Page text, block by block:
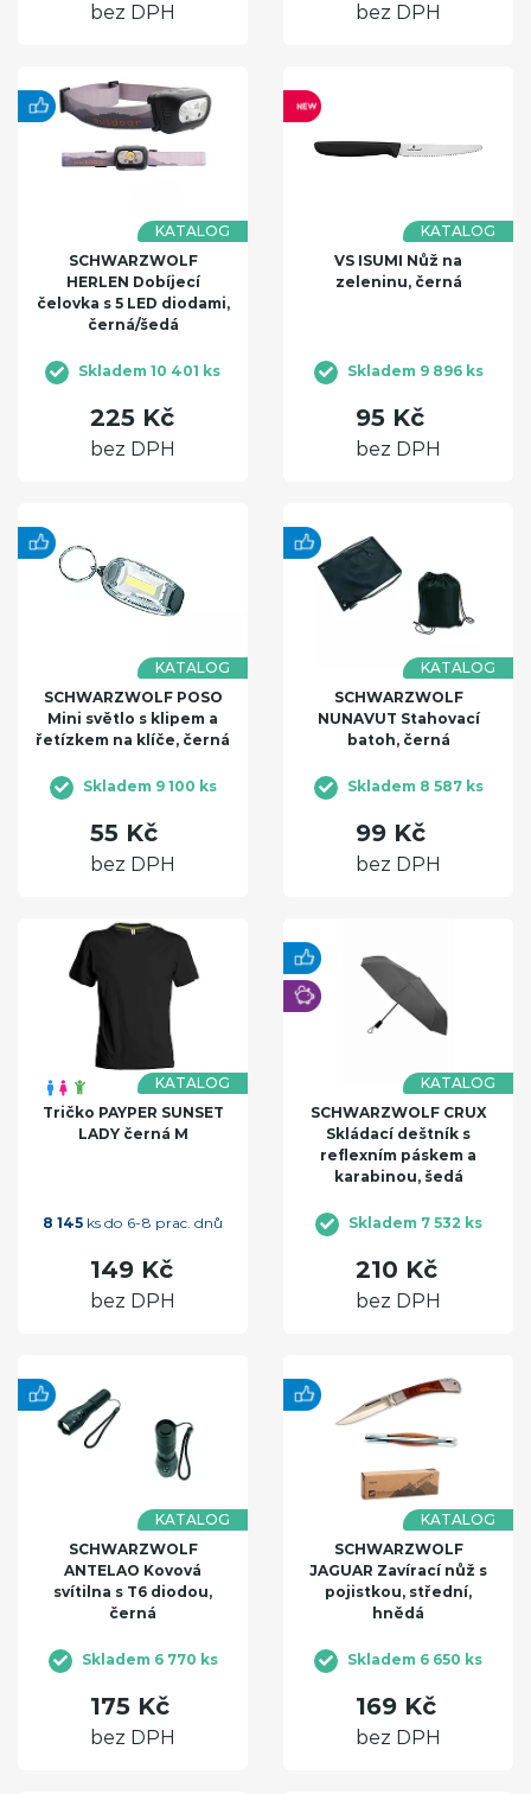
bez DPH bez DPH
KATALOG
SCHWARZWOLF
HERLEN Dobíjecí
čelovka s 5 LED diodami,
černá/šedá
Skladem 10 401 ks
225 Kč
bez DPH
KATALOG
VS ISUMI Nůž na
zeleninu, černá
Skladem 9 896 ks
95 Kč
bez DPH
KATALOG
SCHWARZWOLF POSO
Mini světlo s klipem a
řetízkem na klíče, černá
Skladem 9 100 ks
55 Kč
bez DPH
KATALOG
SCHWARZWOLF
NUNAVUT Stahovací
batoh, černá
Skladem 8 587 ks
99 Kč
bez DPH
KATALOG
Tričko PAYPER SUNSET
LADY černá M
8 145 ks do 6-8 prac. dnů
149 Kč
bez DPH
KATALOG
SCHWARZWOLF CRUX
Skládací deštník s
reflexním páskem a
karabinou, šedá
Skladem 7 532 ks
210 Kč
bez DPH
KATALOG
SCHWARZWOLF
ANTELAO Kovová
svítilna s T6 diodou,
černá
Skladem 6 770 ks
175 Kč
bez DPH
KATALOG
SCHWARZWOLF
JAGUAR Zavírací nůž s
pojistkou, střední,
hnědá
Skladem 6 650 ks
169 Kč
bez DPH